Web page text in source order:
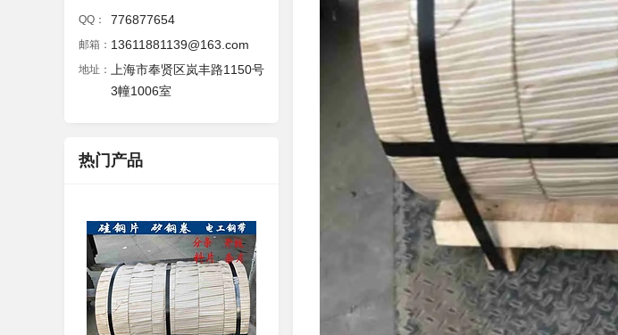
QQ： 776877654
邮箱： 13611881139@163.com
地址：
上海市奉贤区岚丰路1150号
3幢1006室
热门产品